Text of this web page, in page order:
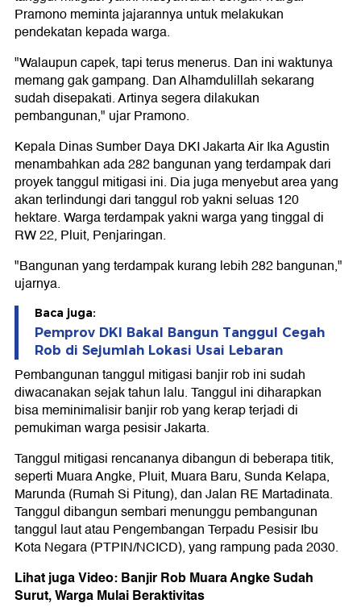
Pramono meminta jajarannya untuk melakukan
pendekatan kepada warga.
"Walaupun capek, tapi terus menerus. Dan ini waktunya
memang gak gampang. Dan Alhamdulillah sekarang
sudah disepakati. Artinya segera dilakukan
pembangunan," ujar Pramono.
Kepala Dinas Sumber Daya DKI Jakarta Air Ika Agustin
menambahkan ada 282 bangunan yang terdampak dari
proyek tanggul mitigasi ini. Dia juga menyebut area yang
akan terlindungi dari tanggul rob yakni seluas 120
hektare. Warga terdampak yakni warga yang tinggal di
RW 22, Pluit, Penjaringan.
"Bangunan yang terdampak kurang lebih 282 bangunan,"
ujarnya.
Baca juga:
Pemprov DKI Bakal Bangun Tanggul Cegah
Rob di Sejumlah Lokasi Usai Lebaran
Pembangunan tanggul mitigasi banjir rob ini sudah
diwacanakan sejak tahun lalu. Tanggul ini diharapkan
bisa meminimalisir banjir rob yang kerap terjadi di
pemukiman warga pesisir Jakarta.
Tanggul mitigasi rencananya dibangun di beberapa titik,
seperti Muara Angke, Pluit, Muara Baru, Sunda Kelapa,
Marunda (Rumah Si Pitung), dan Jalan RE Martadinata.
Tanggul dibangun sembari menunggu pembangunan
tanggul laut atau Pengembangan Terpadu Pesisir Ibu
Kota Negara (PTPIN/NCICD), yang rampung pada 2030.
Lihat juga Video: Banjir Rob Muara Angke Sudah
Surut, Warga Mulai Beraktivitas